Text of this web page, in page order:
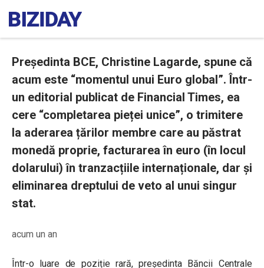
Președinta BCE, Christine Lagarde, spune că
acum este “momentul unui Euro global”. Într-
un editorial publicat de Financial Times, ea
cere “completarea pieței unice”, o trimitere
la aderarea țărilor membre care au păstrat
monedă proprie, facturarea în euro (în locul
dolarului) în tranzacțiile internaționale, dar și
eliminarea dreptului de veto al unui singur
stat.
acum un an
Într-o luare de poziție rară, președinta Băncii Centrale